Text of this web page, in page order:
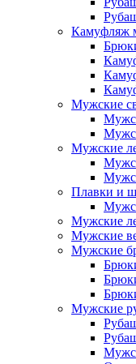
Камуфляж
Мужские
Мужские
Плавки и
Мужские
Мужские
Мужские
Мужские